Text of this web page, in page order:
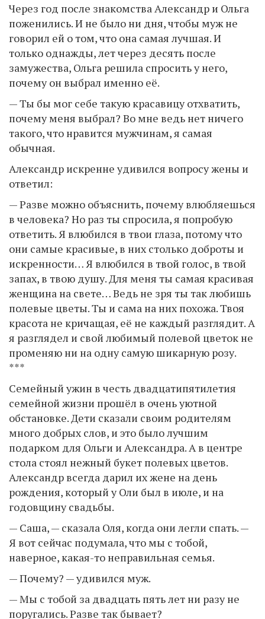
Через год после знакомства Александр и Ольга
поженились. И не было ни дня, чтобы муж не
говорил ей о том, что она самая лучшая. И
только однажды, лет через десять после
замужества, Ольга решила спросить у него,
почему он выбрал именно её.
— Ты бы мог себе такую красавицу отхватить,
почему меня выбрал? Во мне ведь нет ничего
такого, что нравится мужчинам, я самая
обычная.
Александр искренне удивился вопросу жены и
ответил:
— Разве можно объяснить, почему влюбляешься
в человека? Но раз ты спросила, я попробую
ответить. Я влюбился в твои глаза, потому что
они самые красивые, в них столько доброты и
искренности… Я влюбился в твой голос, в твой
запах, в твою душу. Для меня ты самая красивая
женщина на свете… Ведь не зря ты так любишь
полевые цветы. Ты и сама на них похожа. Твоя
красота не кричащая, её не каждый разглядит. А
я разглядел и свой любимый полевой цветок не
променяю ни на одну самую шикарную розу.
***
Семейный ужин в честь двадцатипятилетия
семейной жизни прошёл в очень уютной
обстановке. Дети сказали своим родителям
много добрых слов, и это было лучшим
подарком для Ольги и Александра. А в центре
стола стоял нежный букет полевых цветов.
Александр всегда дарил их жене на день
рождения, который у Оли был в июле, и на
годовщину свадьбы.
— Саша, — сказала Оля, когда они легли спать. —
Я вот сейчас подумала, что мы с тобой,
наверное, какая-то неправильная семья.
— Почему? — удивился муж.
— Мы с тобой за двадцать пять лет ни разу не
поругались. Разве так бывает?